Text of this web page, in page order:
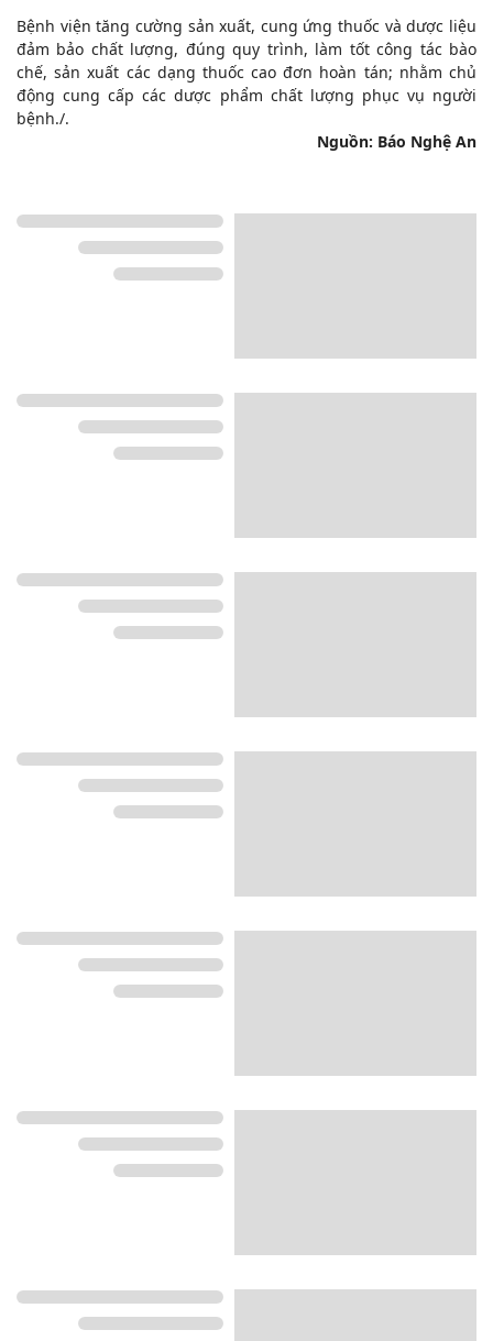
Bệnh viện tăng cường sản xuất, cung ứng thuốc và dược liệu
đảm bảo chất lượng, đúng quy trình, làm tốt công tác bào
chế, sản xuất các dạng thuốc cao đơn hoàn tán; nhằm chủ
động cung cấp các dược phẩm chất lượng phục vụ người
bệnh./.
Nguồn: Báo Nghệ An